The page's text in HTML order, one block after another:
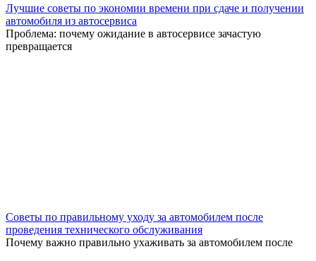
Лучшие советы по экономии времени при сдаче и получении
автомобиля из автосервиса
Проблема: почему ожидание в автосервисе зачастую
превращается
Советы по правильному уходу за автомобилем после
проведения технического обслуживания
Почему важно правильно ухаживать за автомобилем после